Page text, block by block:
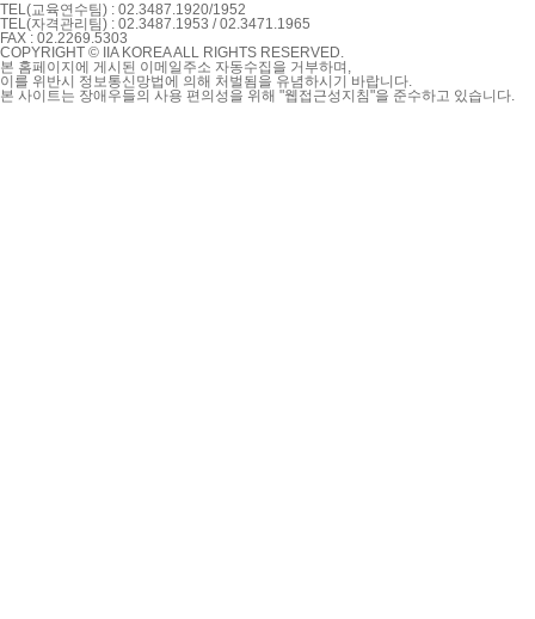
TEL(교육연수팀) : 02.3487.1920/1952
TEL(자격관리팀) : 02.3487.1953 / 02.3471.1965
FAX : 02.2269.5303
COPYRIGHT © IIA KOREA ALL RIGHTS RESERVED.
본 홈페이지에 게시된 이메일주소 자동수집을 거부하며,
이를 위반시 정보통신망법에 의해 처벌됨을 유념하시기 바랍니다.
본 사이트는 장애우들의 사용 편의성을 위해 "웹접근성지침"을 준수하고 있습니다.